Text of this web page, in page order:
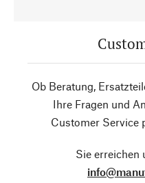
Ob Beratung,
Ihre Fragen und
Customer Service
Sie erreichen